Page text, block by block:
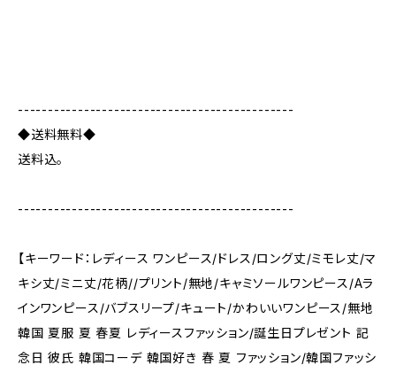
----------------------------------------------
◆送料無料◆
送料込。
----------------------------------------------
【キーワード：レディース ワンピース/ドレス/ロング丈/ミモレ丈/マ
キシ丈/ミニ丈/花柄//プリント/無地/キャミソールワンピース/Aラ
インワンピース/バブスリープ/キュート/かわいいワンピース/無地
韓国 夏服 夏 春夏 レディースファッション/誕生日プレゼント 記
念日 彼氏 韓国コーデ 韓国好き 春 夏 ファッション/韓国ファッシ